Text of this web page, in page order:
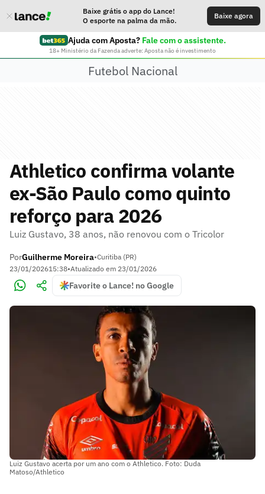
Baixe grátis o app do Lance!
O esporte na palma da mão.
Baixe agora
Ajuda com Aposta? Fale com o assistente.
18+ Ministério da Fazenda adverte: Aposta não é investimento
Futebol Nacional
Athletico confirma volante
ex-São Paulo como quinto
reforço para 2026
Luiz Gustavo, 38 anos, não renovou com o Tricolor
PorGuilherme Moreira•Curitiba (PR)
23/01/202615:38•Atualizado em 23/01/2026
Favorite o Lance! no Google
Luiz Gustavo acerta por um ano com o Athletico. Foto: Duda
Matoso/Athletico